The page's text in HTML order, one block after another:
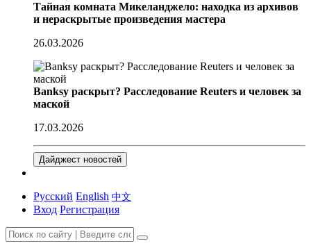
Тайная комната Микеланджело: находка из архивов
и нераскрытые произведения мастера
26.03.2026
Banksy раскрыт? Расследование Reuters и человек за
маской
17.03.2026
Дайджест новостей
Русский English 中文
Вход Регистрация